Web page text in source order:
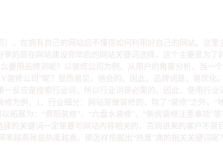
，在拥有自己的网站后不懂得如何利用好自己的网站。这里
的是在网站建设完毕后的网站关键词选择，这个主要是为了
用品牌词呢？以装修公司为例。从用户的角度分析，当一
修公司”呢？显而易见，他会的。因此，品牌词是，易优化
反应是搜索行业词，所以行业词是必需的。因此，使用行业
例，1、行业细分：网站是做装修的，除了“装修”之外，“
展为：“贵阳装修”、“六盘水装修”、“新房装修注意事项”等
的关键词一定是要与网站内容相关的，否则进来的客户不是
越高就是热度越高。那怎样挖掘出“热度”高的相关关键词呢